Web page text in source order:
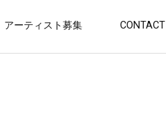
アーティスト募集 CONTACT